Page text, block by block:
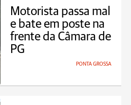
Motorista passa mal
e bate em poste na
frente da Câmara de
PG
PONTA GROSSA